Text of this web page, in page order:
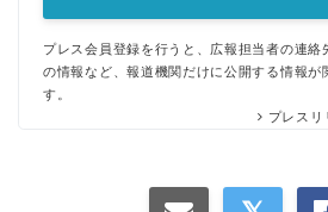
プレス会員登録を行うと、広報担当者の連絡
の情報など、報道機関だけに公開する情報が
す。
プレスリ